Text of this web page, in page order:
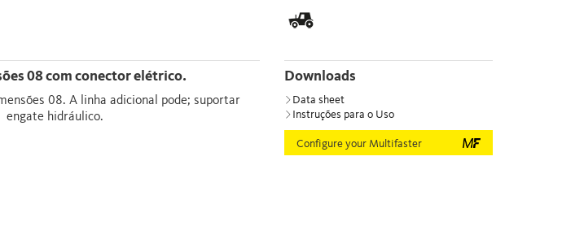
08 com conector elétrico.
08. A linha adicional pode; suportar
engate hidráulico.
Downloads
Data sheet
Instruções para o Uso
Configure your Multifaster